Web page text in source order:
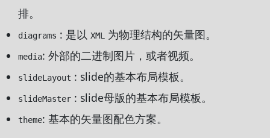
排。
diagrams : 是以 XML 为物理结构的矢量图。
media: 外部的二进制图片，或者视频。
slideLayout : slide的基本布局模板。
slideMaster : slide母版的基本布局模板。
theme: 基本的矢量图配色方案。